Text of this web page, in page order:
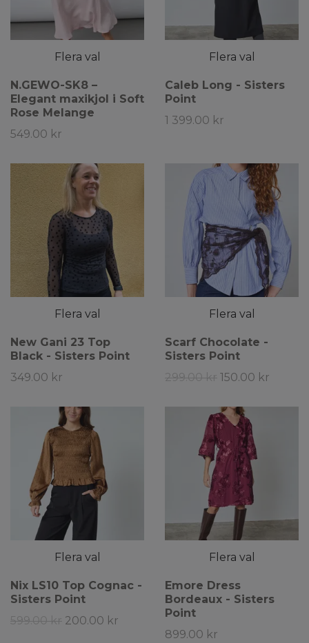
Flera val
N.GEWO-SK8 –
Elegant maxikjol i Soft
Rose Melange
549.00 kr
Flera val
Caleb Long - Sisters
Point
1 399.00 kr
Flera val
New Gani 23 Top
Black - Sisters Point
349.00 kr
Flera val
Scarf Chocolate -
Sisters Point
299.00 kr 150.00 kr
Flera val
Nix LS10 Top Cognac -
Sisters Point
599.00 kr 200.00 kr
Flera val
Emore Dress
Bordeaux - Sisters
Point
899.00 kr